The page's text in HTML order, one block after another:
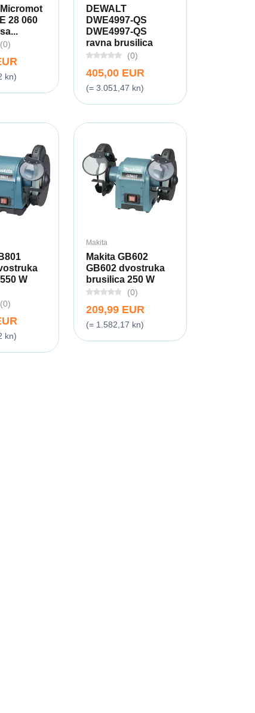
28 060
(0)
kn)
DEWALT
DWE4997-QS
DWE4997-QS
ravna brusilica
(0)
405,00 EUR
(= 3.051,47 kn)
W
(0)
kn)
Makita
Makita GB602
GB602 dvostruka
brusilica 250 W
(0)
209,99 EUR
(= 1.582,17 kn)